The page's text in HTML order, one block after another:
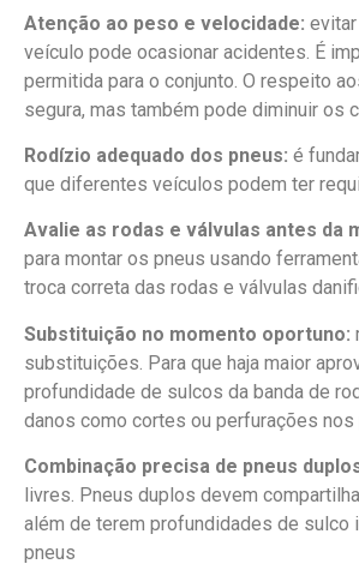
Atenção ao peso e velocidade:
veículo pode ocasionar acidentes. É
permitida para o conjunto. O respeito
segura, mas também pode diminuir os
Rodízio adequado dos pneus: é
que diferentes veículos podem ter
Avalie as rodas e válvulas antes da
para montar os pneus usando
troca correta das rodas e válvulas
Substituição no momento oportuno:
substituições. Para que haja maior
profundidade de sulcos da banda de
danos como cortes ou perfurações
Combinação precisa de pneus
livres. Pneus duplos devem
além de terem profundidades de sulco
pneus